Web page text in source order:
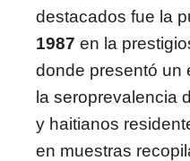
destacados fue la
1987 en la
donde presentó un
la seroprevalencia
y haitianos
en muestras